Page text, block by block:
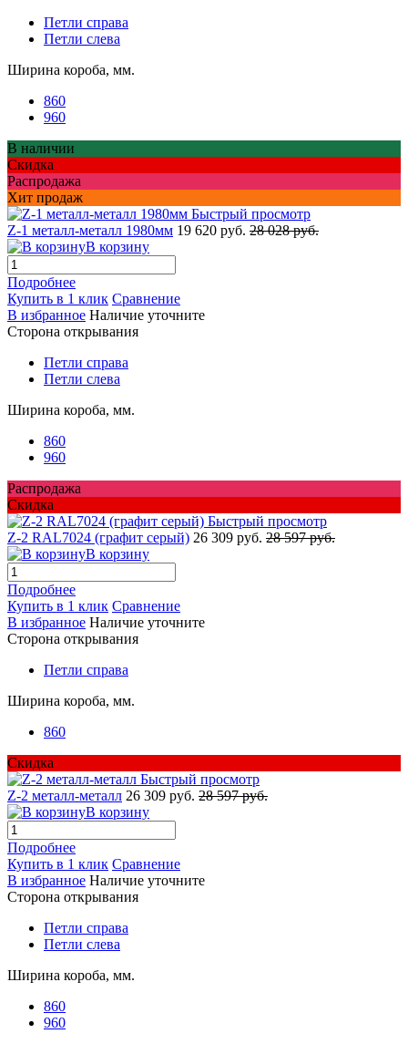
Петли справа
Петли слева
Ширина короба, мм.
860
960
В наличии
Скидка
Распродажа
Хит продаж
Быстрый просмотр
Z-1 металл-металл 1980мм 19 620 руб. 28 028 руб.
В корзину
Подробнее
Купить в 1 клик Сравнение
В избранное Наличие уточните
Сторона открывания
Петли справа
Петли слева
Ширина короба, мм.
860
960
Распродажа
Скидка
Быстрый просмотр
Z-2 RAL7024 (графит серый) 26 309 руб. 28 597 руб.
В корзину
Подробнее
Купить в 1 клик Сравнение
В избранное Наличие уточните
Сторона открывания
Петли справа
Ширина короба, мм.
860
Скидка
Быстрый просмотр
Z-2 металл-металл 26 309 руб. 28 597 руб.
В корзину
Подробнее
Купить в 1 клик Сравнение
В избранное Наличие уточните
Сторона открывания
Петли справа
Петли слева
Ширина короба, мм.
860
960